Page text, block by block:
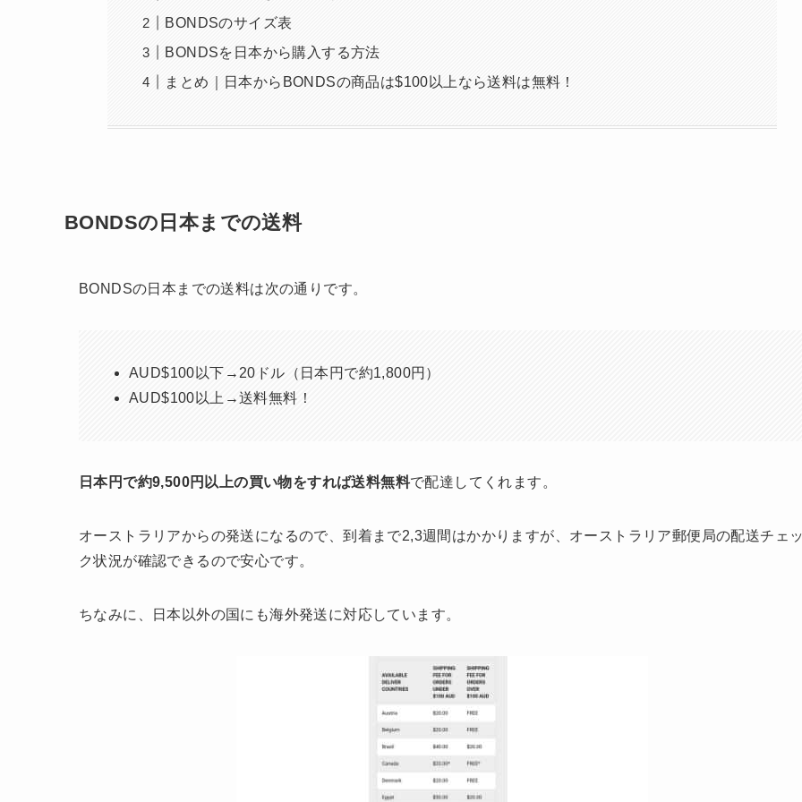
BONDSのサイズ表
BONDSを日本から購入する方法
まとめ｜日本からBONDSの商品は$100以上なら送料は無料！
BONDSの日本までの送料
BONDSの日本までの送料は次の通りです。
AUD$100以下→20ドル（日本円で約1,800円）
AUD$100以上→送料無料！
日本円で約9,500円以上の買い物をすれば送料無料で配達してくれます。
オーストラリアからの発送になるので、到着まで2,3週間はかかりますが、オーストラリア郵便局の配送チェ
ク状況が確認できるので安心です。
ちなみに、日本以外の国にも海外発送に対応しています。